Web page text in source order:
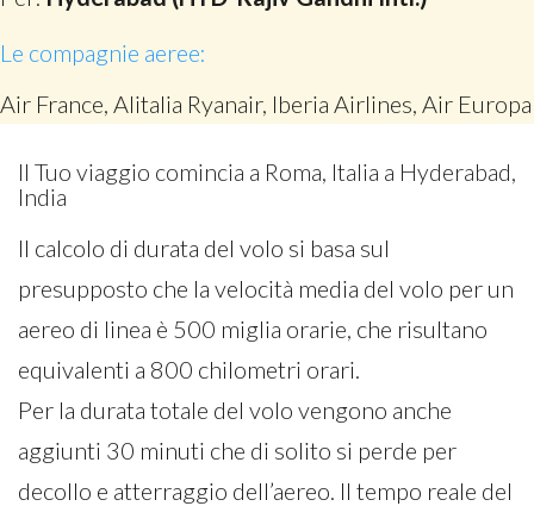
Le compagnie aeree:
Air France, Alitalia Ryanair, Iberia Airlines, Air Europa
Il Tuo viaggio comincia a Roma, Italia a Hyderabad,
India
Il calcolo di durata del volo si basa sul
presupposto che la velocità media del volo per un
aereo di linea è 500 miglia orarie, che risultano
equivalenti a 800 chilometri orari.
Per la durata totale del volo vengono anche
aggiunti 30 minuti che di solito si perde per
decollo e atterraggio dell’aereo. Il tempo reale del